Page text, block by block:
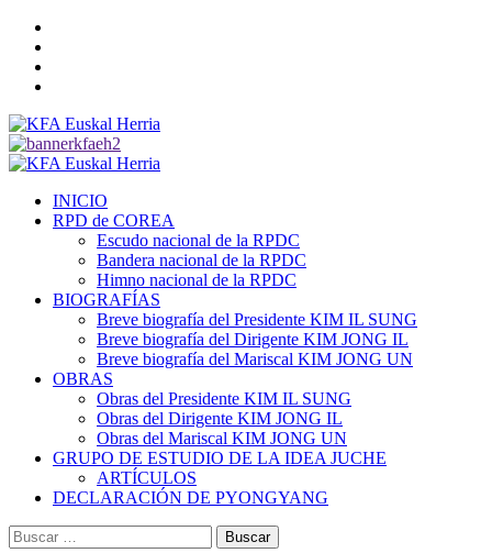
Saltar
contenido
Menú
INICIO
RPD de COREA
Escudo nacional de la RPDC
Bandera nacional de la RPDC
Himno nacional de la RPDC
BIOGRAFÍAS
Breve biografía del Presidente KIM IL SUNG
Breve biografía del Dirigente KIM JONG IL
Breve biografía del Mariscal KIM JONG UN
OBRAS
Obras del Presidente KIM IL SUNG
Obras del Dirigente KIM JONG IL
Obras del Mariscal KIM JONG UN
GRUPO DE ESTUDIO DE LA IDEA JUCHE
ARTÍCULOS
DECLARACIÓN DE PYONGYANG
Buscar: